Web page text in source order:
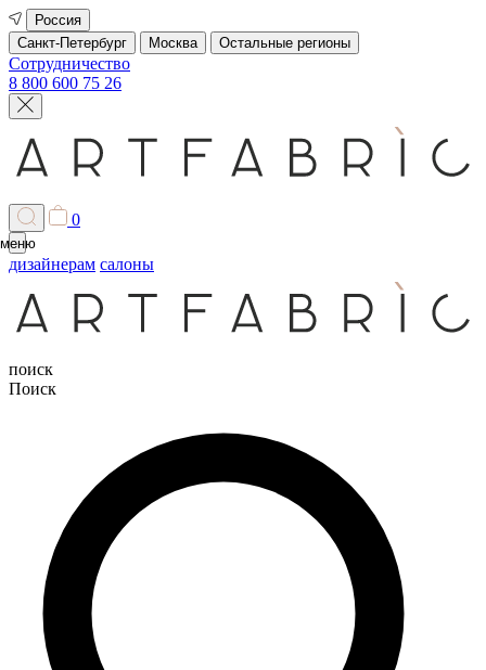
Россия
Санкт-Петербург
Москва Остальные регионы
Сотрудничество
8 800 600 75 26
0
меню
дизайнерам салоны
поиск
Поиск